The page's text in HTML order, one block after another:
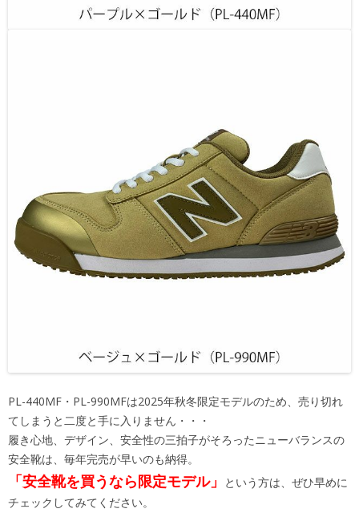
PL-440MF・PL-990MFは2025年秋冬限定モデルのため、売り切れ
てしまうと二度と手に入りません・・・
履き心地、デザイン、安全性の三拍子がそろったニューバランスの
安全靴は、毎年完売が早いのも納得。
「安全靴を買うなら限定モデル」
という方は、ぜひ早めに
チェックしてみてください。